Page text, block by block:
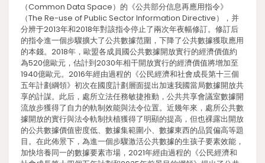
（Common Data Space）的《公共部分信息再應用指令》
（The Re-use of Public Sector Information Directive），并
分辨于2013年和2018年對該指令停止了兩次年夜幅修訂。修訂后
的指令進一個步驟擴大了公共數據范圍，下降了公共數據獲取應用
的本錢。2018年，歐盟各成員國公共數據開放實行的經濟價值約
為520億歐元，估計到2030年相干開放實行的經濟價值將增加至
1940億歐元。2016年經由過程的《公民經濟和社會成長第十三個
五年計劃綱領》初次在國度計劃層面提出加速我國當局數據開放共
享的計謀。此后，處所立法任務敏捷推動，公共共享會議室數據開
流放步獲得了自力的軌制效能與法令位置。近幾年來，處所公共數
據開放的實行與法令軌制扶植獲得了明顯的提高，但也裸露出開放
的公共數據價值密度低、數據集範圍小、數據東西的品質偏高等題
目。在此佈景下，為進一個步驟激活公共數據的生孩子要素效能，
加快培養同一的數據要素市場，2021年經由過程的《公民經濟和